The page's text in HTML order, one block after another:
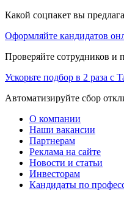
Какой соцпакет вы
Оформляйте кандидатов
Проверяйте сотрудников и
Ускорьте подбор в 2 раза с
Автоматизируйте сбор
О компании
Наши вакансии
Партнерам
Реклама на сайте
Новости и статьи
Инвесторам
Кандидаты по